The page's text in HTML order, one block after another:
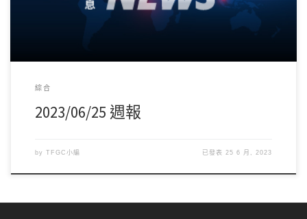
綜合
2023/06/25 週報
by TFGC小編 已發表25 6 月, 2023